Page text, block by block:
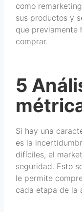
como
sus productos y
que previamente
comprar.
5
Si hay una
es la
difíciles, el
seguridad. Esto
le permite
cada etapa de la